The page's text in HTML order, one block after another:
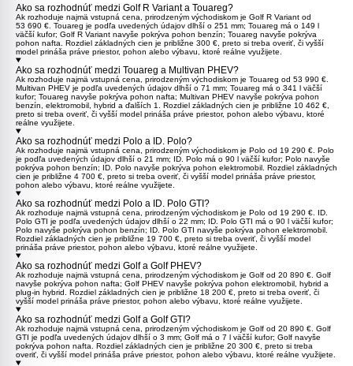
Ako sa rozhodnúť medzi Golf R Variant a Touareg?
Ak rozhoduje najmä vstupná cena, prirodzeným východiskom je Golf R Variant od
53 690 €. Touareg je podľa uvedených údajov dlhší o 251 mm; Touareg má o 149 l
väčší kufor; Golf R Variant navyše pokrýva pohon benzín; Touareg navyše pokrýva
pohon nafta. Rozdiel základných cien je približne 300 €, preto si treba overiť, či vyšší
model prináša práve priestor, pohon alebo výbavu, ktoré reálne využijete.
Ako sa rozhodnúť medzi Touareg a Multivan PHEV?
Ak rozhoduje najmä vstupná cena, prirodzeným východiskom je Touareg od 53 990 €.
Multivan PHEV je podľa uvedených údajov dlhší o 71 mm; Touareg má o 341 l väčší
kufor; Touareg navyše pokrýva pohon nafta; Multivan PHEV navyše pokrýva pohon
benzín, elektromobil, hybrid a ďalších 1. Rozdiel základných cien je približne 10 462 €,
preto si treba overiť, či vyšší model prináša práve priestor, pohon alebo výbavu, ktoré
reálne využijete.
Ako sa rozhodnúť medzi Polo a ID. Polo?
Ak rozhoduje najmä vstupná cena, prirodzeným východiskom je Polo od 19 290 €. Polo
je podľa uvedených údajov dlhší o 21 mm; ID. Polo má o 90 l väčší kufor; Polo navyše
pokrýva pohon benzín; ID. Polo navyše pokrýva pohon elektromobil. Rozdiel základných
cien je približne 4 700 €, preto si treba overiť, či vyšší model prináša práve priestor,
pohon alebo výbavu, ktoré reálne využijete.
Ako sa rozhodnúť medzi Polo a ID. Polo GTI?
Ak rozhoduje najmä vstupná cena, prirodzeným východiskom je Polo od 19 290 €. ID.
Polo GTI je podľa uvedených údajov dlhší o 22 mm; ID. Polo GTI má o 90 l väčší kufor;
Polo navyše pokrýva pohon benzín; ID. Polo GTI navyše pokrýva pohon elektromobil.
Rozdiel základných cien je približne 19 700 €, preto si treba overiť, či vyšší model
prináša práve priestor, pohon alebo výbavu, ktoré reálne využijete.
Ako sa rozhodnúť medzi Golf a Golf PHEV?
Ak rozhoduje najmä vstupná cena, prirodzeným východiskom je Golf od 20 890 €. Golf
navyše pokrýva pohon nafta; Golf PHEV navyše pokrýva pohon elektromobil, hybrid a
plug-in hybrid. Rozdiel základných cien je približne 18 200 €, preto si treba overiť, či
vyšší model prináša práve priestor, pohon alebo výbavu, ktoré reálne využijete.
Ako sa rozhodnúť medzi Golf a Golf GTI?
Ak rozhoduje najmä vstupná cena, prirodzeným východiskom je Golf od 20 890 €. Golf
GTI je podľa uvedených údajov dlhší o 3 mm; Golf má o 7 l väčší kufor; Golf navyše
pokrýva pohon nafta. Rozdiel základných cien je približne 20 300 €, preto si treba
overiť, či vyšší model prináša práve priestor, pohon alebo výbavu, ktoré reálne využijete.